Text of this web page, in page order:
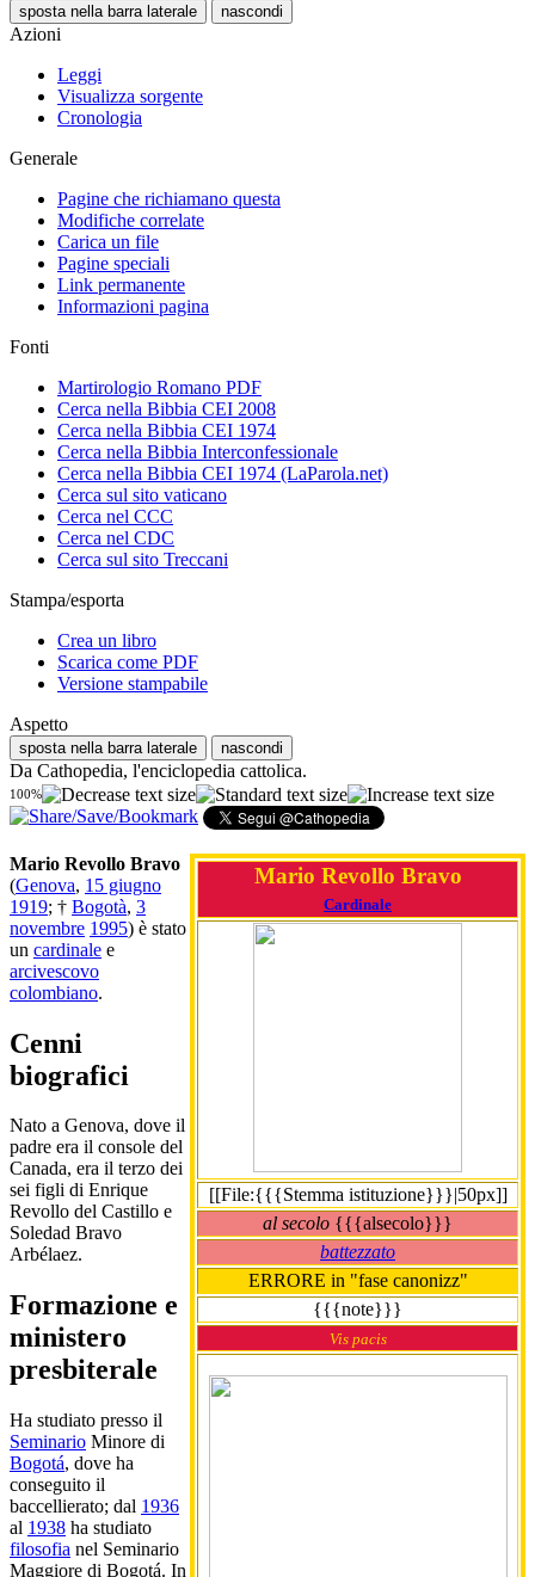
sposta nella barra laterale nascondi
Azioni
Leggi
Visualizza sorgente
Cronologia
Generale
Pagine che richiamano questa
Modifiche correlate
Carica un file
Pagine speciali
Link permanente
Informazioni pagina
Fonti
Martirologio Romano PDF
Cerca nella Bibbia CEI 2008
Cerca nella Bibbia CEI 1974
Cerca nella Bibbia Interconfessionale
Cerca nella Bibbia CEI 1974 (LaParola.net)
Cerca sul sito vaticano
Cerca nel CCC
Cerca nel CDC
Cerca sul sito Treccani
Stampa/esporta
Crea un libro
Scarica come PDF
Versione stampabile
Aspetto
sposta nella barra laterale nascondi
Da Cathopedia, l'enciclopedia cattolica.
100%
Mario Revollo Bravo
Cardinale
[[File:{{{Stemma istituzione}}}|50px]]
al secolo {{{alsecolo}}}
battezzato
ERRORE in "fase canonizz"
{{{note}}}
Vis pacis
Mario Revollo Bravo
(Genova, 15 giugno
1919; † Bogotà, 3
novembre 1995) è stato
un cardinale e
arcivescovo
colombiano.
Cenni
biografici
Nato a Genova, dove il
padre era il console del
Canada, era il terzo dei
sei figli di Enrique
Revollo del Castillo e
Soledad Bravo
Arbélaez.
Formazione e
ministero
presbiterale
Ha studiato presso il
Seminario Minore di
Bogotá, dove ha
conseguito il
baccellierato; dal 1936
al 1938 ha studiato
filosofia nel Seminario
Maggiore di Bogotá. In